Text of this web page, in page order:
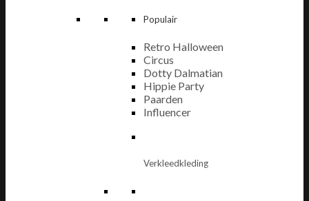
Populair
Retro Halloween
Circus
Dotty Dalmatian
Hippie Party
Paarden
Influencer
Verkleedkleding